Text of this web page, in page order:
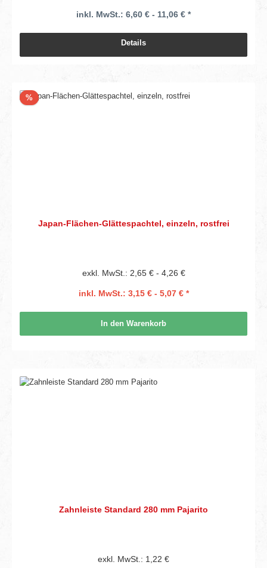
inkl. MwSt.: 6,60 € - 11,06 € *
Details
%Rabatt
Japan-Flächen-Glättespachtel, einzeln, rostfrei
exkl. MwSt.: 2,65 € - 4,26 €
inkl. MwSt.: 3,15 € - 5,07 € *
In den Warenkorb
Zahnleiste Standard 280 mm Pajarito
exkl. MwSt.: 1,22 €